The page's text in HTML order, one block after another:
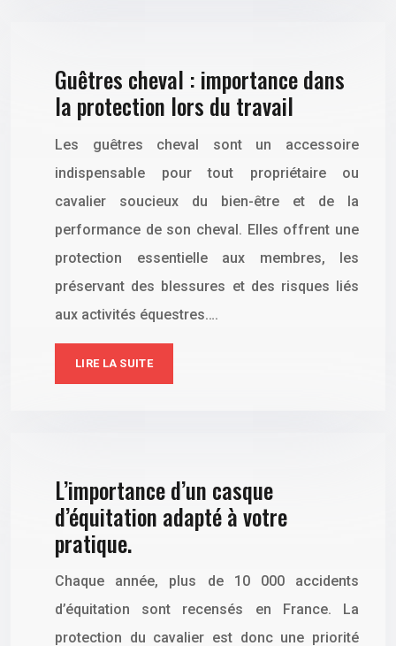
Guêtres cheval : importance dans
la protection lors du travail
Les guêtres cheval sont un accessoire
indispensable pour tout propriétaire ou
cavalier soucieux du bien-être et de la
performance de son cheval. Elles offrent une
protection essentielle aux membres, les
préservant des blessures et des risques liés
aux activités équestres….
LIRE LA SUITE
L’importance d’un casque
d’équitation adapté à votre
pratique.
Chaque année, plus de 10 000 accidents
d’équitation sont recensés en France. La
protection du cavalier est donc une priorité